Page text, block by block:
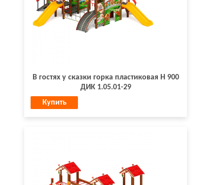
В гостях у сказки горка пластиковая Н 900
ДИК 1.05.01-29
Купить